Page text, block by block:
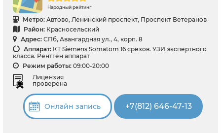
Народный рейтинг
Метро: Автово, Ленинский проспект, Проспект Ветеранов
Район: Красносельский
Адрес: СПб, Авангардная ул., 4, корп. 8
Аппарат: КТ Siemens Somatom 16 срезов. УЗИ экспертного
класса. Рентген аппарат
Режим работы: 09:00-20:00
Лицензия
проверена
Онлайн запись +7(812) 646-47-13